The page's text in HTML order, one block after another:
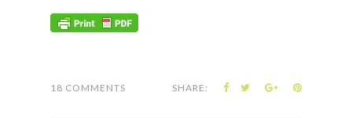
18 COMMENTS SHARE: